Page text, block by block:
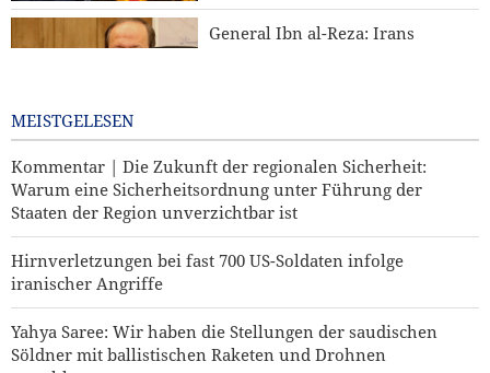
General Ibn al-Reza: Irans
MEISTGELESEN
Kommentar | Die Zukunft der regionalen Sicherheit:
Warum eine Sicherheitsordnung unter Führung der
Staaten der Region unverzichtbar ist
Hirnverletzungen bei fast 700 US-Soldaten infolge
iranischer Angriffe
Yahya Saree: Wir haben die Stellungen der saudischen
Söldner mit ballistischen Raketen und Drohnen